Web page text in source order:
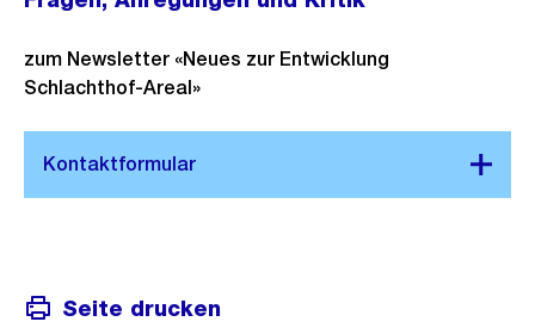
zum Newsletter «Neues zur Entwicklung
Schlachthof-Areal»
Seite drucken